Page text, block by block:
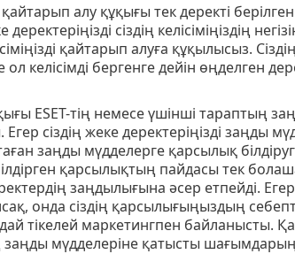
алу құқығы тек деректі
сіздің келісіміңіздің
қайтарып алуға құқылысыз. Сіздің
келісімді бергенге дейін өңделген
ESET-тің немесе үшінші тараптың
сіздің жеке деректеріңізді заңды
заңды мүдделерге қарсылық
қарсылықтың пайдасы тек
заңдылығына әсер етпейді. Егер
онда сіздің қарсылығыңыздың
тікелей маркетингпен байланысты.
заңды мүдделеріне қатысты